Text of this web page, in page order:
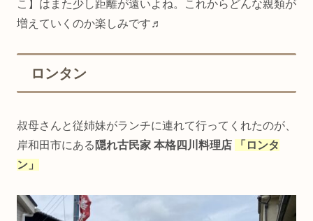
こ】はまた少し距離が遠いよね。これからどんな親類が
増えていくのか楽しみです♬
ロンタン
叔母さんと従姉妹がランチに連れて行ってくれたのが、
岸和田市にある 隠れ古民家 本格四川料理店
「ロンタ
ン」